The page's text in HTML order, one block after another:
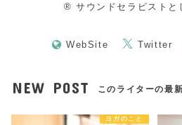
®︎ サウンドセラピストと
WebSite Twitter
NEW POST このライターの最
ヨガのこと